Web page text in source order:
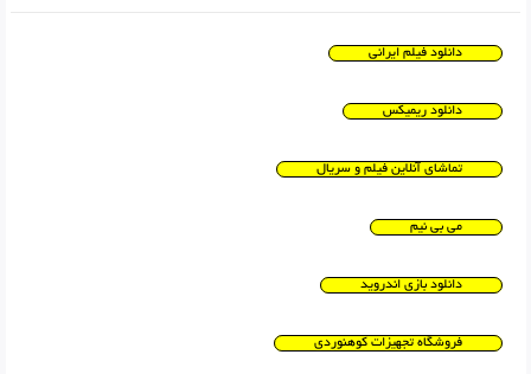
دانلود فیلم ایرانی
دانلود ریمیکس
تماشای آنلاین فیلم و سریال
می بی نیم
دانلود بازی اندروید
فروشگاه تجهیزات کوهنوردی